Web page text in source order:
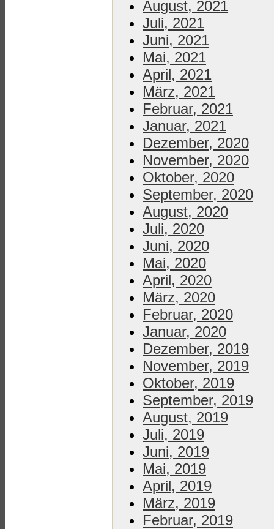
August, 2021
Juli, 2021
Juni, 2021
Mai, 2021
April, 2021
März, 2021
Februar, 2021
Januar, 2021
Dezember, 2020
November, 2020
Oktober, 2020
September, 2020
August, 2020
Juli, 2020
Juni, 2020
Mai, 2020
April, 2020
März, 2020
Februar, 2020
Januar, 2020
Dezember, 2019
November, 2019
Oktober, 2019
September, 2019
August, 2019
Juli, 2019
Juni, 2019
Mai, 2019
April, 2019
März, 2019
Februar, 2019